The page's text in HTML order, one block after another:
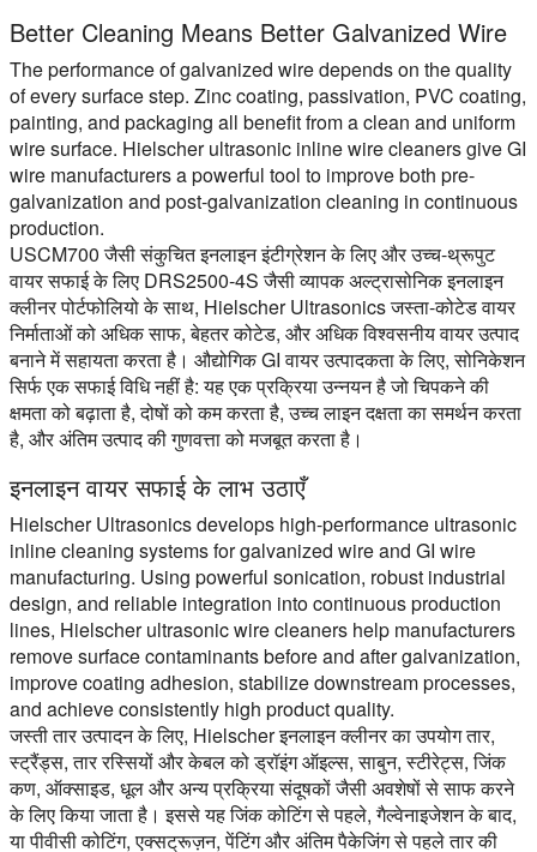
Better Cleaning Means Better Galvanized Wire
The performance of galvanized wire depends on the quality
of every surface step. Zinc coating, passivation, PVC coating,
painting, and packaging all benefit from a clean and uniform
wire surface. Hielscher ultrasonic inline wire cleaners give GI
wire manufacturers a powerful tool to improve both pre-
galvanization and post-galvanization cleaning in continuous
production.
USCM700 जैसी संकुचित इनलाइन इंटीग्रेशन के लिए और उच्च-थ्रूपुट
वायर सफाई के लिए DRS2500-4S जैसी व्यापक अल्ट्रासोनिक इनलाइन
क्लीनर पोर्टफोलियो के साथ, Hielscher Ultrasonics जस्ता-कोटेड वायर
निर्माताओं को अधिक साफ, बेहतर कोटेड, और अधिक विश्वसनीय वायर उत्पाद
बनाने में सहायता करता है। औद्योगिक GI वायर उत्पादकता के लिए, सोनिकेशन
सिर्फ एक सफाई विधि नहीं है: यह एक प्रक्रिया उन्नयन है जो चिपकने की
क्षमता को बढ़ाता है, दोषों को कम करता है, उच्च लाइन दक्षता का समर्थन करता
है, और अंतिम उत्पाद की गुणवत्ता को मजबूत करता है।
इनलाइन वायर सफाई के लाभ उठाएँ
Hielscher Ultrasonics develops high-performance ultrasonic
inline cleaning systems for galvanized wire and GI wire
manufacturing. Using powerful sonication, robust industrial
design, and reliable integration into continuous production
lines, Hielscher ultrasonic wire cleaners help manufacturers
remove surface contaminants before and after galvanization,
improve coating adhesion, stabilize downstream processes,
and achieve consistently high product quality.
जस्ती तार उत्पादन के लिए, Hielscher इनलाइन क्लीनर का उपयोग तार,
स्ट्रैंड्स, तार रस्सियों और केबल को ड्रॉइंग ऑइल्स, साबुन, स्टीरेट्स, जिंक
कण, ऑक्साइड, धूल और अन्य प्रक्रिया संदूषकों जैसी अवशेषों से साफ करने
के लिए किया जाता है। इससे यह जिंक कोटिंग से पहले, गैल्वेनाइजेशन के बाद,
या पीवीसी कोटिंग, एक्सट्रूज़न, पेंटिंग और अंतिम पैकेजिंग से पहले तार की